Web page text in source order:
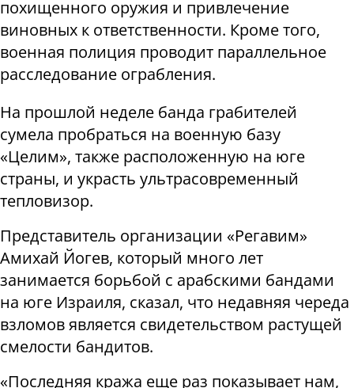
похищенного оружия и привлечение
виновных к ответственности. Кроме того,
военная полиция проводит параллельное
расследование ограбления.
На прошлой неделе банда грабителей
сумела пробраться на военную базу
«Целим», также расположенную на юге
страны, и украсть ультрасовременный
тепловизор.
Представитель организации «Регавим»
Амихай Йогев, который много лет
занимается борьбой с арабскими бандами
на юге Израиля, сказал, что недавняя череда
взломов является свидетельством растущей
смелости бандитов.
«Последняя кража еще раз показывает нам,